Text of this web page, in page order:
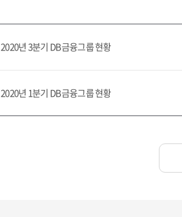
2020년 3분기 DB금융그룹 현황
2020년 1분기 DB금융그룹 현황